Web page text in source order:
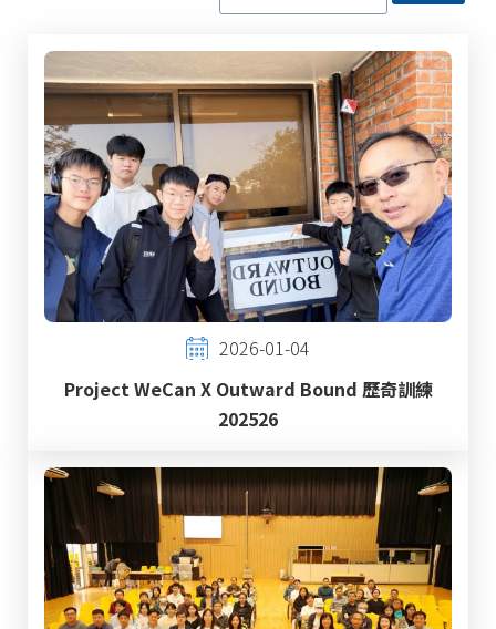
2026-01-04
Project WeCan X Outward Bound 歷奇訓練
202526